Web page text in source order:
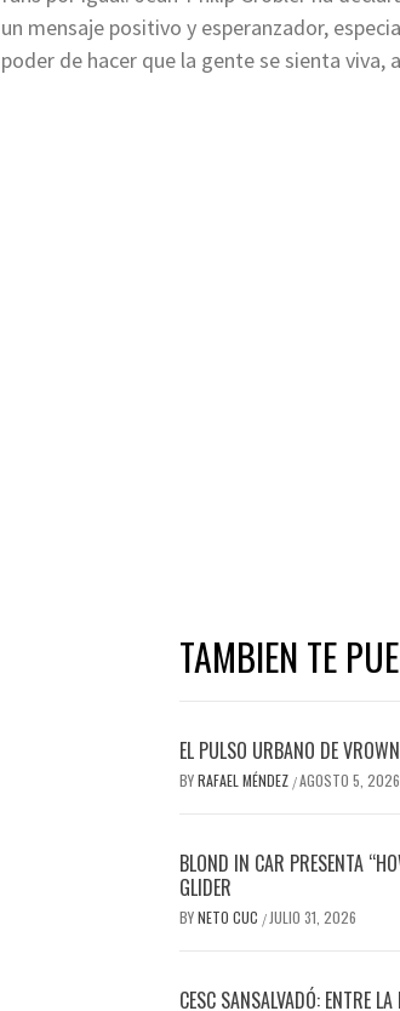
un mensaje positivo y esperanzador,
poder de hacer que la gente se sienta viva,
TAMBIEN TE
EL PULSO URBANO DE
BYRAFAEL MÉNDEZ /AGOSTO 5, 2026
BLOND IN CAR PRESENTA
GLIDER
BYNETO CUC / JULIO 31, 2026
CESC SANSALVADÓ: ENTRE